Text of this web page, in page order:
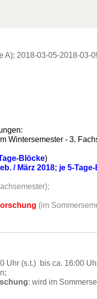
2018-03-05-2018-03-
Wintersemester - 3.
Blöcke)
/ März 2018; je 5-
(im
Uhr (s.t.) bis ca. 16:00
: wird im